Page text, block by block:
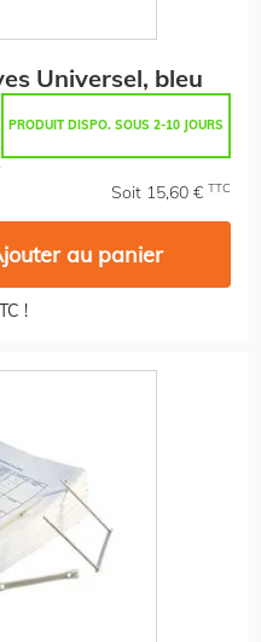
Universel, bleu
PRODUIT DISPO. SOUS 2-10 JOURS
Soit 15,60 € TTC
au panier
!